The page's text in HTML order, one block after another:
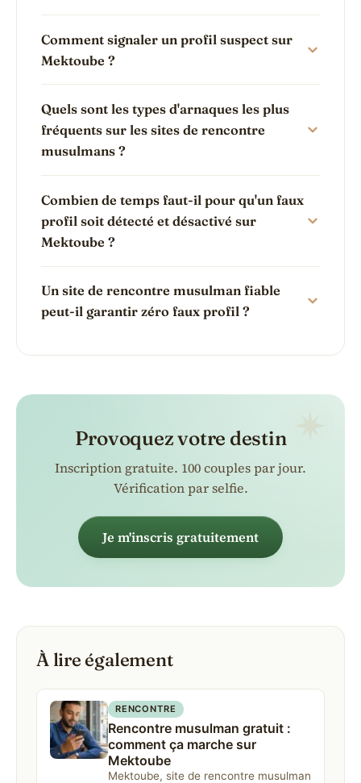
Comment signaler un profil suspect sur
Mektoube ?
Quels sont les types d'arnaques les plus
fréquents sur les sites de rencontre
musulmans ?
Combien de temps faut-il pour qu'un faux
profil soit détecté et désactivé sur
Mektoube ?
Un site de rencontre musulman fiable
peut-il garantir zéro faux profil ?
Provoquez votre destin
Inscription gratuite. 100 couples par jour.
Vérification par selfie.
Je m'inscris gratuitement
À lire également
RENCONTRE
Rencontre musulman gratuit :
comment ça marche sur
Mektoube
Mektoube, site de rencontre musulman